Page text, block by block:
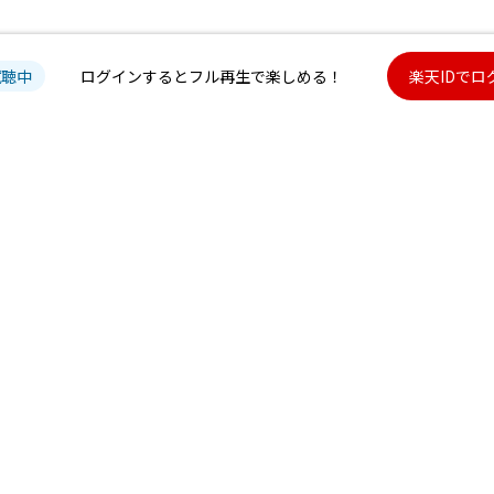
中 ログインするとフル再生で楽しめる！ 楽天IDでロ